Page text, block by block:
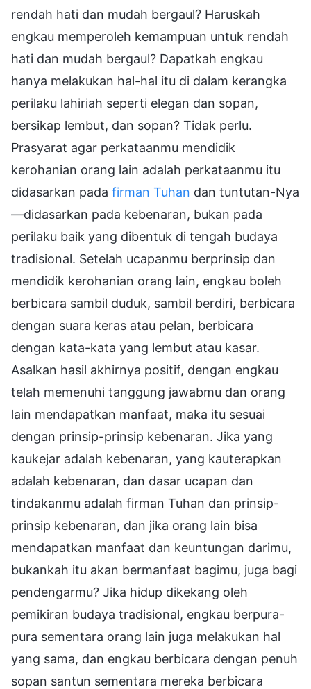
rendah hati dan mudah bergaul? Haruskah
engkau memperoleh kemampuan untuk rendah
hati dan mudah bergaul? Dapatkah engkau
hanya melakukan hal-hal itu di dalam kerangka
perilaku lahiriah seperti elegan dan sopan,
bersikap lembut, dan sopan? Tidak perlu.
Prasyarat agar perkataanmu mendidik
kerohanian orang lain adalah perkataanmu itu
didasarkan pada firman Tuhan dan tuntutan-Nya
—didasarkan pada kebenaran, bukan pada
perilaku baik yang dibentuk di tengah budaya
tradisional. Setelah ucapanmu berprinsip dan
mendidik kerohanian orang lain, engkau boleh
berbicara sambil duduk, sambil berdiri, berbicara
dengan suara keras atau pelan, berbicara
dengan kata-kata yang lembut atau kasar.
Asalkan hasil akhirnya positif, dengan engkau
telah memenuhi tanggung jawabmu dan orang
lain mendapatkan manfaat, maka itu sesuai
dengan prinsip-prinsip kebenaran. Jika yang
kaukejar adalah kebenaran, yang kauterapkan
adalah kebenaran, dan dasar ucapan dan
tindakanmu adalah firman Tuhan dan prinsip-
prinsip kebenaran, dan jika orang lain bisa
mendapatkan manfaat dan keuntungan darimu,
bukankah itu akan bermanfaat bagimu, juga bagi
pendengarmu? Jika hidup dikekang oleh
pemikiran budaya tradisional, engkau berpura-
pura sementara orang lain juga melakukan hal
yang sama, dan engkau berbicara dengan penuh
sopan santun sementara mereka berbicara